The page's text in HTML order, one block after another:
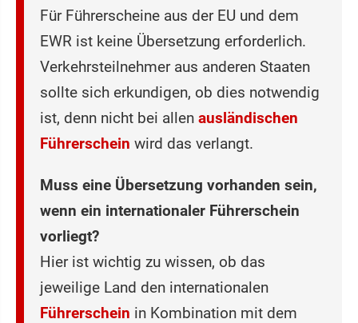
Für Führerscheine aus der EU und dem
EWR ist keine Übersetzung erforderlich.
Verkehrsteilnehmer aus anderen Staaten
sollte sich erkundigen, ob dies notwendig
ist, denn nicht bei allen ausländischen
Führerschein wird das verlangt.
Muss eine Übersetzung vorhanden sein,
wenn ein internationaler Führerschein
vorliegt?
Hier ist wichtig zu wissen, ob das
jeweilige Land den internationalen
Führerschein in Kombination mit dem